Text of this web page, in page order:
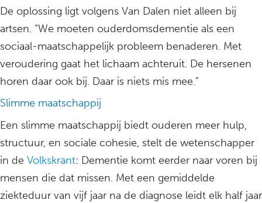
De oplossing ligt volgens Van Dalen niet alleen bij
artsen. “We moeten ouderdomsdementie als een
sociaal-maatschappelijk probleem benaderen. Met
veroudering gaat het lichaam achteruit. De hersenen
horen daar ook bij. Daar is niets mis mee.”
Slimme maatschappij
Een slimme maatschappij biedt ouderen meer hulp,
structuur, en sociale cohesie, stelt de wetenschapper
in de Volkskrant: Dementie komt eerder naar voren bij
mensen die dat missen. Met een gemiddelde
ziekteduur van vijf jaar na de diagnose leidt elk half jaar